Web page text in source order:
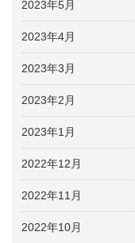
2023年5月
2023年4月
2023年3月
2023年2月
2023年1月
2022年12月
2022年11月
2022年10月